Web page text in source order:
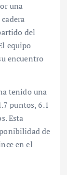
una
del
equipo
encuentro
tenido una
puntos, 6.1
Esta
de
en el